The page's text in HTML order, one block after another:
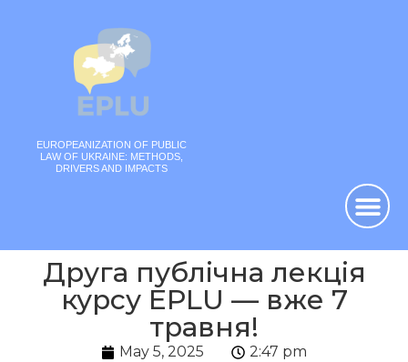
EUROPEANIZATION OF PUBLIC
LAW OF UKRAINE: METHODS,
DRIVERS AND IMPACTS
Друга публічна лекція
курсу EPLU — вже 7
травня!
May 5, 2025 2:47 pm